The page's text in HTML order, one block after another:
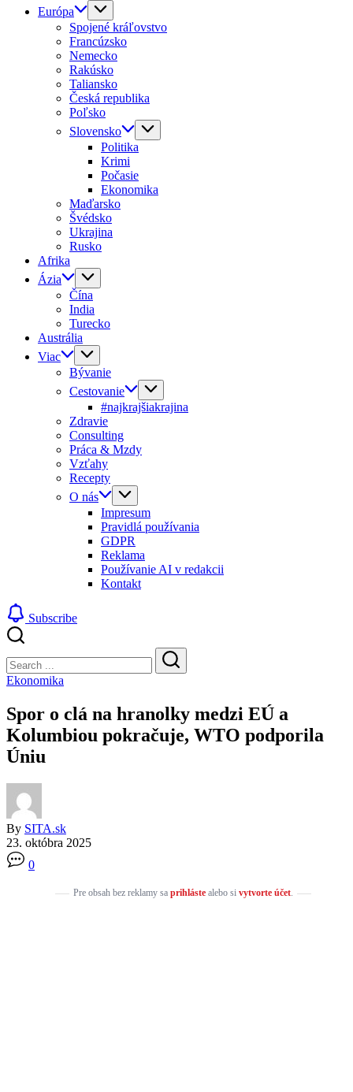
Európa
Spojené kráľovstvo
Francúzsko
Nemecko
Rakúsko
Taliansko
Česká republika
Poľsko
Slovensko
Politika
Krimi
Počasie
Ekonomika
Maďarsko
Švédsko
Ukrajina
Rusko
Afrika
Ázia
Čína
India
Turecko
Austrália
Viac
Bývanie
Cestovanie
#najkrajšiakrajina
Zdravie
Consulting
Práca & Mzdy
Vzťahy
Recepty
O nás
Impresum
Pravidlá používania
GDPR
Reklama
Používanie AI v redakcii
Kontakt
Subscribe
Search
Search
Ekonomika
Spor o clá na hranolky medzi EÚ a
Kolumbiou pokračuje, WTO podporila
Úniu
By SITA.sk
23. októbra 2025
0
Pre obsah bez reklamy sa prihlástealebo si vytvorte účet.